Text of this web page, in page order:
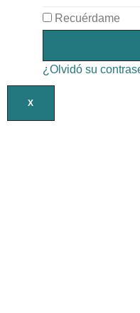
Recuérdame
¿Olvidó su
X